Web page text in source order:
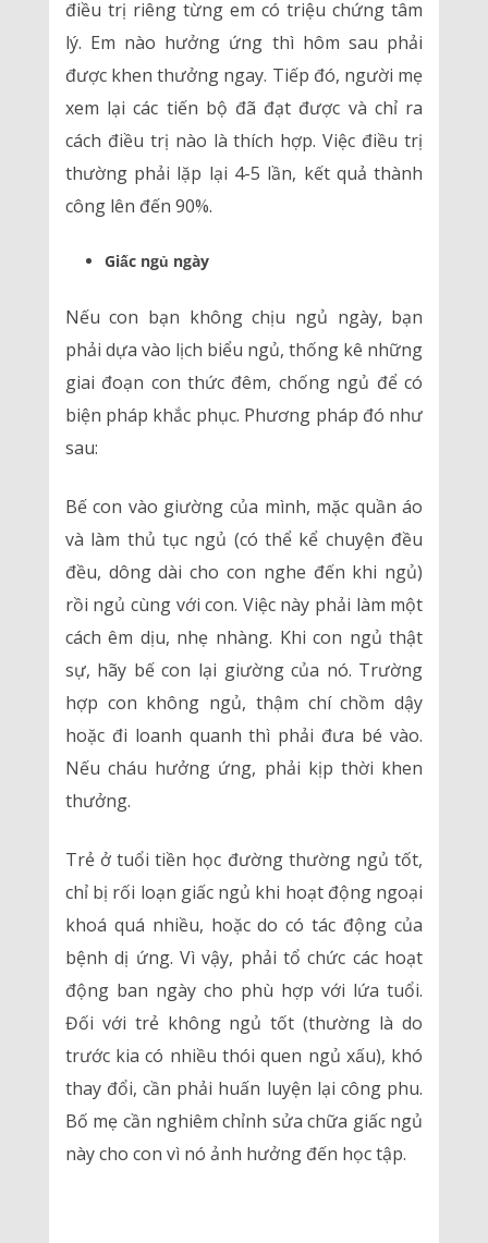
điều trị riêng từng em có triệu chứng tâm
lý. Em nào hưởng ứng thì hôm sau phải
được khen thưởng ngay. Tiếp đó, người mẹ
xem lại các tiến bộ đã đạt được và chỉ ra
cách điều trị nào là thích hợp. Việc điều trị
thường phải lặp lại 4-5 lần, kết quả thành
công lên đến 90%.
Giấc ngủ ngày
Nếu con bạn không chịu ngủ ngày, bạn
phải dựa vào lịch biểu ngủ, thống kê những
giai đoạn con thức đêm, chống ngủ để có
biện pháp khắc phục. Phương pháp đó như
sau:
Bế con vào giường của mình, mặc quần áo
và làm thủ tục ngủ (có thể kể chuyện đều
đều, dông dài cho con nghe đến khi ngủ)
rồi ngủ cùng với con. Việc này phải làm một
cách êm dịu, nhẹ nhàng. Khi con ngủ thật
sự, hãy bế con lại giường của nó. Trường
hợp con không ngủ, thậm chí chồm dậy
hoặc đi loanh quanh thì phải đưa bé vào.
Nếu cháu hưởng ứng, phải kịp thời khen
thưởng.
Trẻ ở tuổi tiền học đường thường ngủ tốt,
chỉ bị rối loạn giấc ngủ khi hoạt động ngoại
khoá quá nhiều, hoặc do có tác động của
bệnh dị ứng. Vì vậy, phải tổ chức các hoạt
động ban ngày cho phù hợp với lứa tuổi.
Đối với trẻ không ngủ tốt (thường là do
trước kia có nhiều thói quen ngủ xấu), khó
thay đổi, cần phải huấn luyện lại công phu.
Bố mẹ cần nghiêm chỉnh sửa chữa giấc ngủ
này cho con vì nó ảnh hưởng đến học tập.